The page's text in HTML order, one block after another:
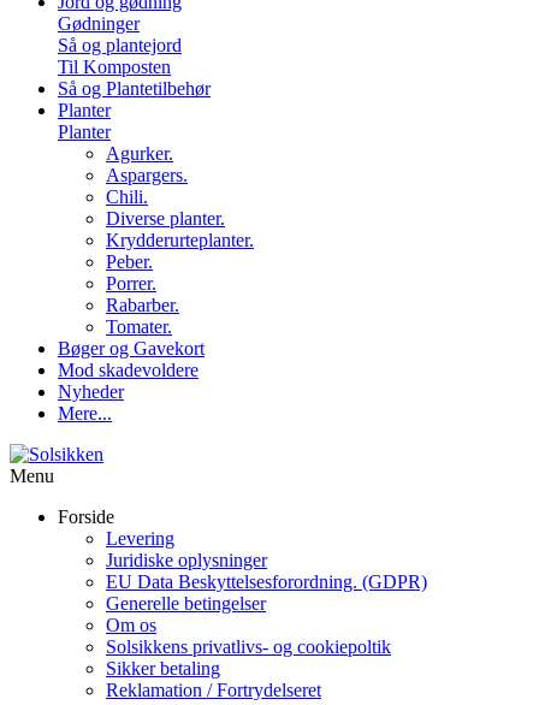
Gødninger
Så og plantejord
Til Komposten
Så og Plantetilbehør
Planter
Planter
Agurker.
Aspargers.
Chili.
Diverse planter.
Krydderurteplanter.
Peber.
Porrer.
Rabarber.
Tomater.
Bøger og Gavekort
Mod skadevoldere
Nyheder
Mere...
Menu
Forside
Levering
Juridiske oplysninger
EU Data Beskyttelsesforordning. (GDPR)
Generelle betingelser
Om os
Solsikkens privatlivs- og cookiepoltik
Sikker betaling
Reklamation / Fortrydelseret